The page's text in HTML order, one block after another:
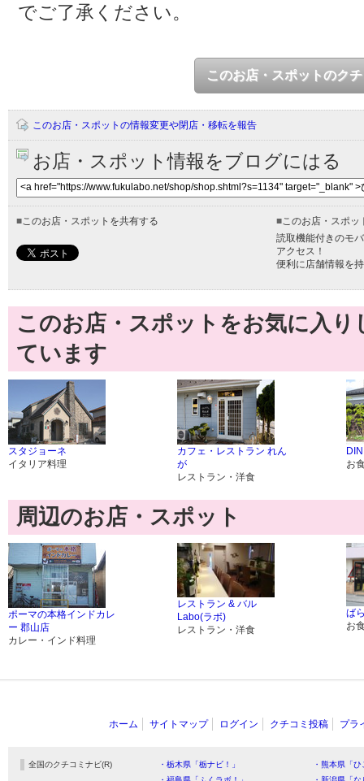
でご了承ください。
このお店・スポットのク
このお店・スポットの情報変更や閉店・移転を報告
お店・スポット情報をブログにはる
■ このお店・スポットを共有する ■ このお店・スポ
読取機能付きのモ
アクセス！
便利に店舗情報を
このお店・スポットをお気に入
ています
スタジョーネ
イタリア料理
カフェ・レストラン れん
が
レストラン・洋食
お
周辺のお店・スポット
ポーマの本格インドカレ
ー 郡山店
カレー・インド料理
レストラン & バル
Labo(ラボ)
レストラン・洋食
ば
お
ホーム サイトマップ ログイン クチコミ投稿 プラ
全国のクチコミナビ(R) ・栃木県「栃ナビ！」
・熊本県「